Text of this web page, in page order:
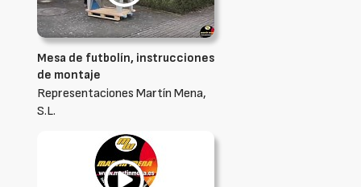
Mesa de futbolín, instrucciones
de montaje
Representaciones Martín Mena,
S.L.